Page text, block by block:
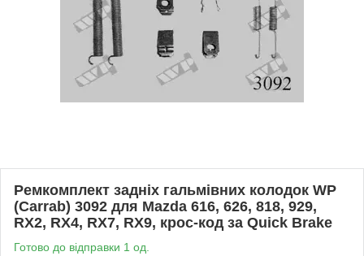
Ремкомплект задніх гальмівних колодок WP
(Carrab) 3092 для Mazda 616, 626, 818, 929,
RX2, RX4, RX7, RX9, крос-код за Quick Brake
Готово до відправки 1 од.